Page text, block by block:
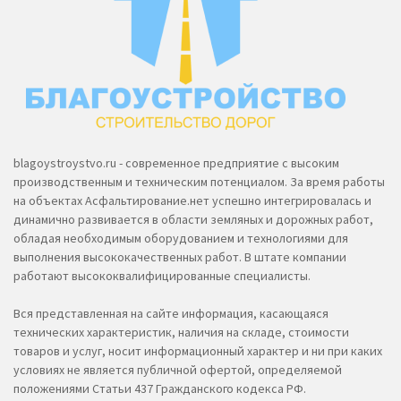
blagoystroystvo.ru - современное предприятие с высоким
производственным и техническим потенциалом. За время работы
на объектах Асфальтирование.нет успешно интегрировалась и
динамично развивается в области земляных и дорожных работ,
обладая необходимым оборудованием и технологиями для
выполнения высококачественных работ. В штате компании
работают высококвалифицированные специалисты.
Вся представленная на сайте информация, касающаяся
технических характеристик, наличия на складе, стоимости
товаров и услуг, носит информационный характер и ни при каких
условиях не является публичной офертой, определяемой
положениями Статьи 437 Гражданского кодекса РФ.